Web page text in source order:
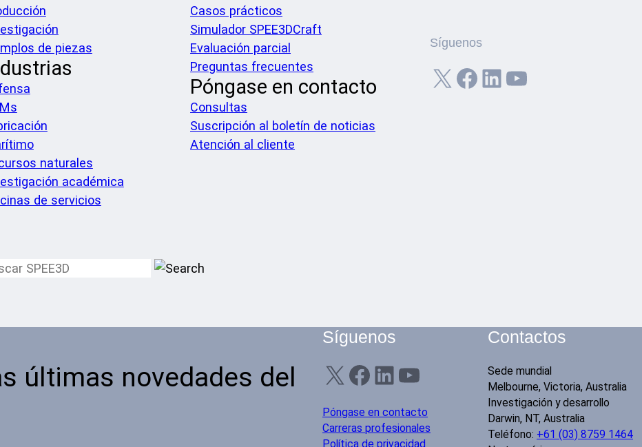
de piezas
naturales
académica
de servicios
Casos prácticos
Simulador SPEE3DCraft
Evaluación parcial
Preguntas frecuentes
Póngase en contacto
Consultas
Suscripción al boletín de noticias
Atención al cliente
Síguenos
X Facebook LinkedIn YouTube
últimas novedades del
Síguenos
X Facebook LinkedIn YouTube
Póngase en contacto
Carreras profesionales
Política de privacidad
Contactos
Sede mundial
Melbourne, Victoria, Australia
Investigación y desarrollo
Darwin, NT, Australia
Teléfono: +61 (03) 8759 1464